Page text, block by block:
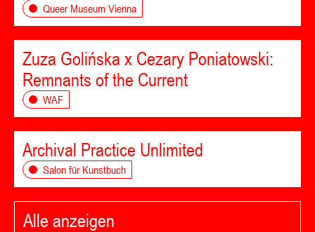
Queer Museum Vienna
Zuza Golińska x Cezary Poniatowski:
Remnants of the Current
WAF
Archival Practice Unlimited
Salon für Kunstbuch
Alle anzeigen